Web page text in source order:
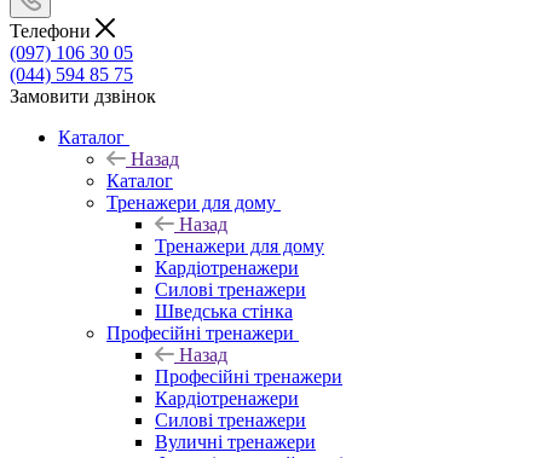
Телефони
(097) 106 30 05
(044) 594 85 75
Замовити дзвінок
Каталог
Назад
Каталог
Тренажери для дому
Назад
Тренажери для дому
Кардіотренажери
Силові тренажери
Шведська стінка
Професійні тренажери
Назад
Професійні тренажери
Кардіотренажери
Силові тренажери
Вуличні тренажери